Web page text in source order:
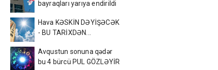
bayraqları yarıya endirildi
Hava KƏSKİN DƏYİŞƏCƏK
- BU TARİXDƏN...
Avqustun sonuna qədər
bu 4 bürcü PUL GÖZLƏYİR